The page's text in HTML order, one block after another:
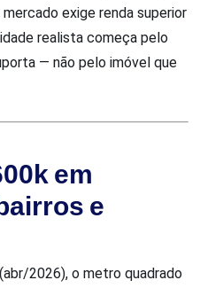
exige renda superior
realista começa pelo
— não pelo imóvel que
em
e
2026), o metro quadrado